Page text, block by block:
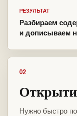
РЕЗУЛЬТАТ
Разбираем
и дописываем
02
Нужно быстро